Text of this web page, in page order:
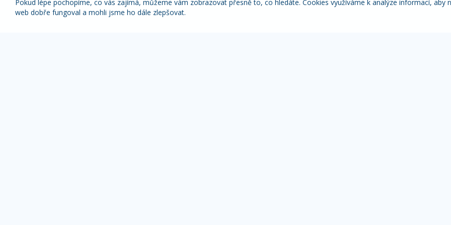
Pokud lépe pochopíme, co vás zajímá, můžeme vám zobrazovat přesně to, co hledáte. Cookies využíváme k analýze informací, aby
web dobře fungoval a mohli jsme ho dále zlepšovat.